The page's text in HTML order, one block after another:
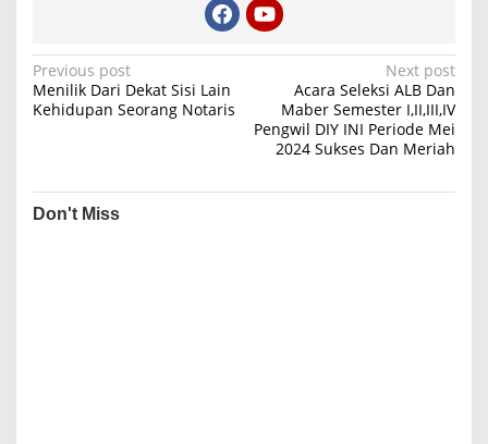
P
o
n
a
Previous post
Menilik Dari Dekat Sisi Lain
Kehidupan Seorang Notaris
Next post
Acara Seleksi ALB Dan
Maber Semester I,II,III,IV
Pengwil DIY INI Periode Mei
2024 Sukses Dan Meriah
Don't Miss